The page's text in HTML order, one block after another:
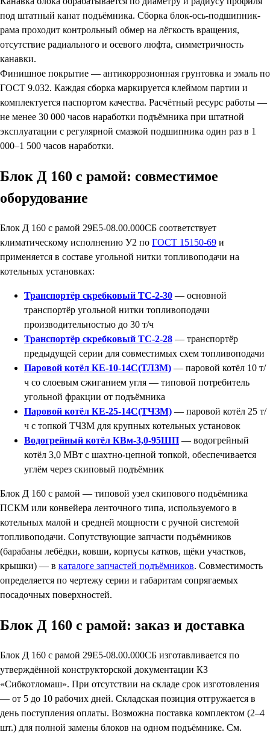
под штатный канат подъёмника. Сборка блок-ось-подшипник-
рама проходит контрольный обмер на лёгкость вращения,
отсутствие радиального и осевого люфта, симметричность
канавки.
Финишное покрытие — антикоррозионная грунтовка и эмаль по
ГОСТ 9.032. Каждая сборка маркируется клеймом партии и
комплектуется паспортом качества. Расчётный ресурс работы —
не менее 30 000 часов наработки подъёмника при штатной
эксплуатации с регулярной смазкой подшипника один раз в 1
000–1 500 часов наработки.
Блок Д 160 с рамой: совместимое
оборудование
Блок Д 160 с рамой 29Е5-08.00.000СБ соответствует
климатическому исполнению У2 по ГОСТ 15150-69 и
применяется в составе угольной нитки топливоподачи на
котельных установках:
Транспортёр скребковый ТС-2-30 — основной
транспортёр угольной нитки топливоподачи
производительностью до 30 т/ч
Транспортёр скребковый ТС-2-28 — транспортёр
предыдущей серии для совместимых схем топливоподачи
Паровой котёл КЕ-10-14С(ТЛЗМ) — паровой котёл 10 т/
ч со слоевым сжиганием угля — типовой потребитель
угольной фракции от подъёмника
Паровой котёл КЕ-25-14С(ТЧЗМ) — паровой котёл 25 т/
ч с топкой ТЧЗМ для крупных котельных установок
Водогрейный котёл КВм-3,0-95ШП — водогрейный
котёл 3,0 МВт с шахтно-цепной топкой, обеспечивается
углём через скиповый подъёмник
Блок Д 160 с рамой — типовой узел скипового подъёмника
ПСКМ или конвейера ленточного типа, используемого в
котельных малой и средней мощности с ручной системой
топливоподачи. Сопутствующие запчасти подъёмников
(барабаны лебёдки, ковши, корпусы катков, щёки участков,
крышки) — в каталоге запчастей подъёмников. Совместимость
определяется по чертежу серии и габаритам сопрягаемых
посадочных поверхностей.
Блок Д 160 с рамой: заказ и доставка
Блок Д 160 с рамой 29Е5-08.00.000СБ изготавливается по
утверждённой конструкторской документации КЗ
«Сибкотломаш». При отсутствии на складе срок изготовления
— от 5 до 10 рабочих дней. Складская позиция отгружается в
день поступления оплаты. Возможна поставка комплектом (2–4
шт.) для полной замены блоков на одном подъёмнике. См.